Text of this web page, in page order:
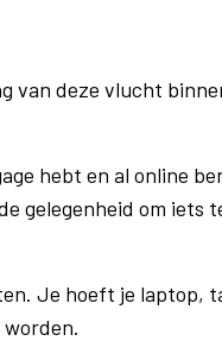
van deze vlucht
hebt en al online
gelegenheid om iets
Je hoeft je laptop,